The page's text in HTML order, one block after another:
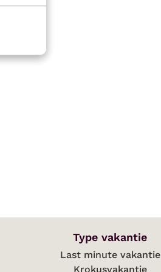
Type vakantie
Last minute vakantie
Krokusvakantie